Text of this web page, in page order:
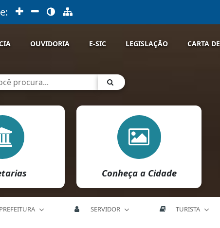
OUVIDORIA E-SIC LEGISLAÇÃO CARTA
Conheça a Cidade
PREFEITURA SERVIDOR TURISTA